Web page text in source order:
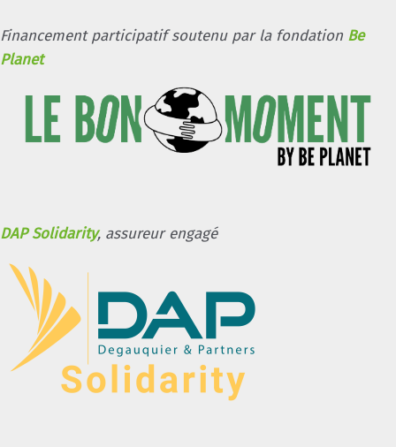
Financement participatif soutenu par la fondation Be
Planet
DAP Solidarity, assureur engagé